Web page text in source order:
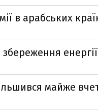
в арабських
майже